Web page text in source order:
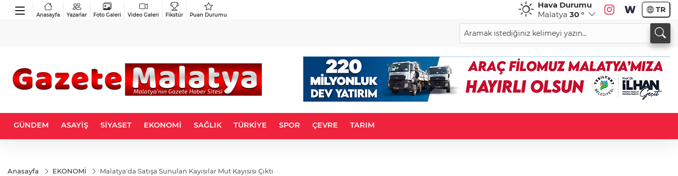
Anasayfa Yazarlar Foto Galeri Video Galeri Fikstür Puan Durumu
Hava Durumu
Malatya 30 ° TR
GÜNDEM ASAYİŞ SİYASET EKONOMİ SAĞLIK TÜRKİYE SPOR ÇEVRE TARIM
Anasayfa EKONOMİ Malatya'da Satışa Sunulan Kayısılar Mut Kayısısı Çıktı